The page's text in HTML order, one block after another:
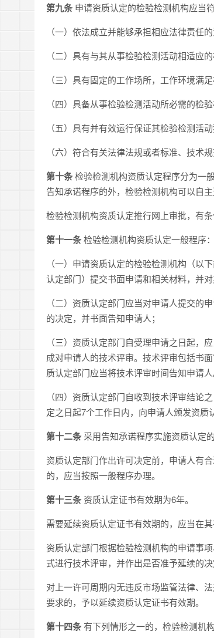
第九条 申请资质认定的检验检测机构应当
（一）依法成立并能够承担相应法律责任
（二）具有与其从事检验检测活动相适应
（三）具有固定的工作场所，工作环境满足
（四）具备从事检验检测活动所必需的检验
（五）具有并有效运行保证其检验检测活
（六）符合有关法律法规或者标准、技术
第十条检验检测机构资质认定程序分为一
告知承诺程序的外，检验检测机构可以自主
检验检测机构资质认定推行网上审批，有
第十一条检验检测机构资质认定一般程序：
（一）申请资质认定的检验检测机构（以
认定部门）提交书面申请和相关材料，并对
（二）资质认定部门应当对申请人提交的
的决定，并书面告知申请人；
（三）资质认定部门自受理申请之日起，
成对申请人的技术评审。技术评审包括书
质认定部门应当将技术评审时间告知申请
（四）资质认定部门自收到技术评审结论
定之日起7个工作日内，向申请人颁发资质
第十二条 采用告知承诺程序实施资质认定
资质认定部门作出许可决定前，申请人有
的，应当按照一般程序办理。
第十三条 资质认定证书有效期为6年。
需要延续资质认定证书有效期的，应当在
资质认定部门根据检验检测机构的申请事
式进行技术评审，并作出是否准予延续的决
对上一许可周期内无违反市场监管法律、
要求的，予以延续资质认定证书有效期。
第十四条有下列情形之一的，检验检测机